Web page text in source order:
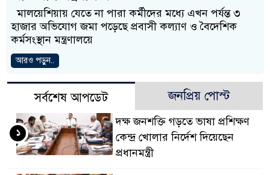
আটক
আগামী নির্বাচনে প্রবাসীদের
মালয়েশিয়ায় ড. মুহাম্মদ ইউনূসকে
মালয়েশিয়ায় যেতে না পারা কর্মীদের মধ্যে এখন প‍‍র্যন্ত ৩
হাজার অভিযোগ জমা পড়েছে প্রবাসী কল্যাণ ও বৈদেশিক
ক‍‍র্মসংস্থান মন্ত্রণালয়ে
আরও পড়ুন..
সর্বশেষ আপডেট জনপ্রিয় পোস্ট
দক্ষ জনশক্তি গড়তে ভাষা প্রশিক্ষণ
কেন্দ্র খোলার নির্দেশ দিয়েছেন
প্রধানমন্ত্রী
১